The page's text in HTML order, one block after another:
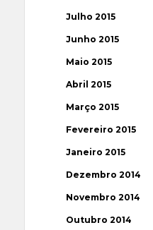
Julho 2015
Junho 2015
Maio 2015
Abril 2015
Março 2015
Fevereiro 2015
Janeiro 2015
Dezembro 2014
Novembro 2014
Outubro 2014